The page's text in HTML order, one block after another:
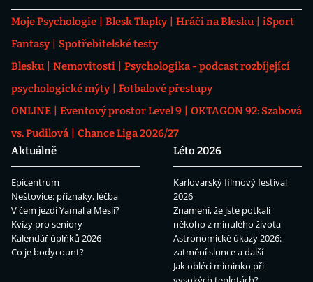
Moje Psychologie Blesk Tlapky Hráči na Blesku
iSport
Fantasy
Spotřebitelské testy
Blesku
Nemovitosti
Psychologika - podcast rozbíjející
psychologické mýty
Fotbalové přestupy
ONLINE
Eventový prostor Level 9
OKTAGON 92: Szabová
vs. Pudilová
Chance Liga 2026/27
Aktuálně
Epicentrum
Neštovice: příznaky, léčba
V čem jezdí Yamal a Mesii?
Kvízy pro seniory
Kalendář úplňků 2026
Co je bodycount?
Léto 2026
Karlovarský filmový festival
2026
Znamení, že jste potkali
někoho z minulého života
Astronomické úkazy 2026:
zatmění slunce a další
Jak obléci miminko při